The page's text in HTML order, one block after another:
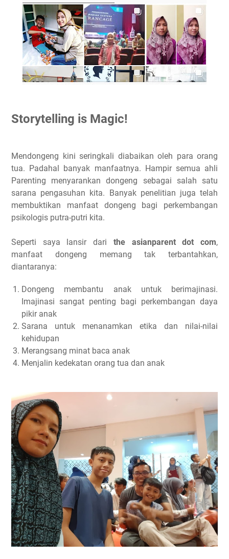
Storytelling is Magic!
Mendongeng kini seringkali diabaikan oleh para orang
tua. Padahal banyak manfaatnya. Hampir semua ahli
Parenting menyarankan dongeng sebagai salah satu
sarana pengasuhan kita. Banyak penelitian juga telah
membuktikan manfaat dongeng bagi perkembangan
psikologis putra-putri kita.
Seperti saya lansir dari the asianparent dot com,
manfaat dongeng memang tak terbantahkan,
diantaranya:
Dongeng membantu anak untuk berimajinasi.
Imajinasi sangat penting bagi perkembangan daya
pikir anak
Sarana untuk menanamkan etika dan nilai-nilai
kehidupan
Merangsang minat baca anak
Menjalin kedekatan orang tua dan anak